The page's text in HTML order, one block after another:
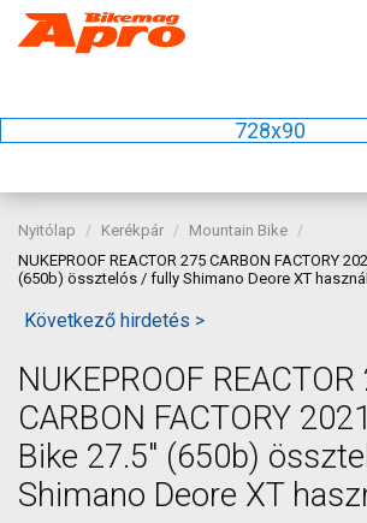
728x90
Nyitólap Kerékpár
Mountain Bike
NUKEPROOF REACTOR 275 CARBON FACTORY
(650b) össztelós / fully Shimano Deore XT
Következő hirdetés >
NUKEPROOF REACTOR
CARBON FACTORY
Bike 27.5" (650b)
Shimano Deore XT